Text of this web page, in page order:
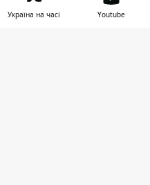
Україна на часі Youtube